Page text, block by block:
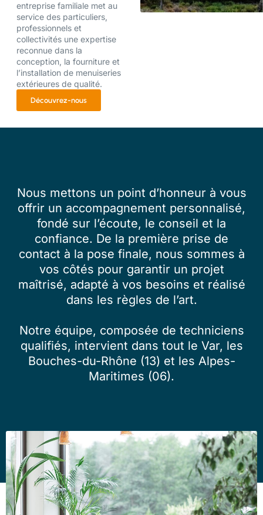
entreprise familiale met au
service des particuliers,
professionnels et
collectivités une expertise
reconnue dans la
conception, la fourniture et
l’installation de menuiseries
extérieures de qualité.
Découvrez-nous
Nous mettons un point d’honneur à vous
offrir un accompagnement personnalisé,
fondé sur l’écoute, le conseil et la
confiance. De la première prise de
contact à la pose finale, nous sommes à
vos côtés pour garantir un projet
maîtrisé, adapté à vos besoins et réalisé
dans les règles de l’art.
Notre équipe, composée de techniciens
qualifiés, intervient dans tout le Var, les
Bouches-du-Rhône (13) et les Alpes-
Maritimes (06).